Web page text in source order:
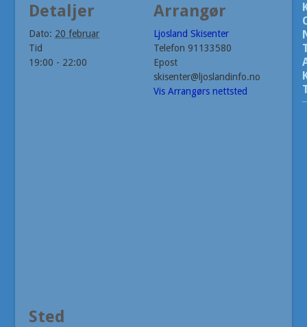
Detaljer
Dato: 20 februar
Tid
19:00 - 22:00
Arrangør
Ljosland Skisenter
Telefon 91133580
Epost
skisenter@ljoslandinfo.no
Vis Arrangørs nettsted
Sted